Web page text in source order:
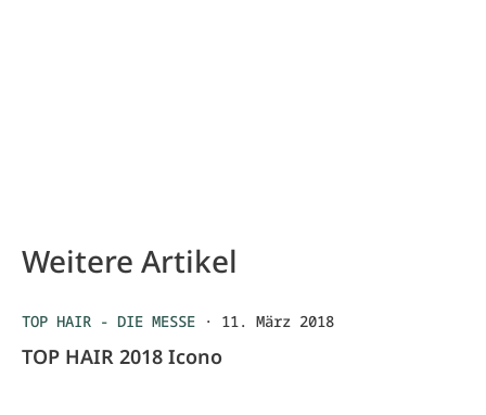
Weitere Artikel
TOP HAIR - DIE MESSE · 11. März 2018
TOP HAIR 2018 Icono